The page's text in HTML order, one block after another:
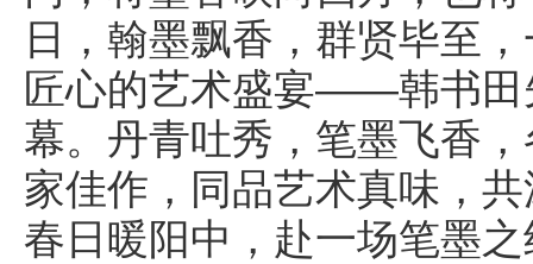
日，翰墨飘香，群贤毕至
匠心的艺术盛宴——韩书田
幕。丹青吐秀，笔墨飞香
家佳作，同品艺术真味，
春日暖阳中，赴一场笔墨